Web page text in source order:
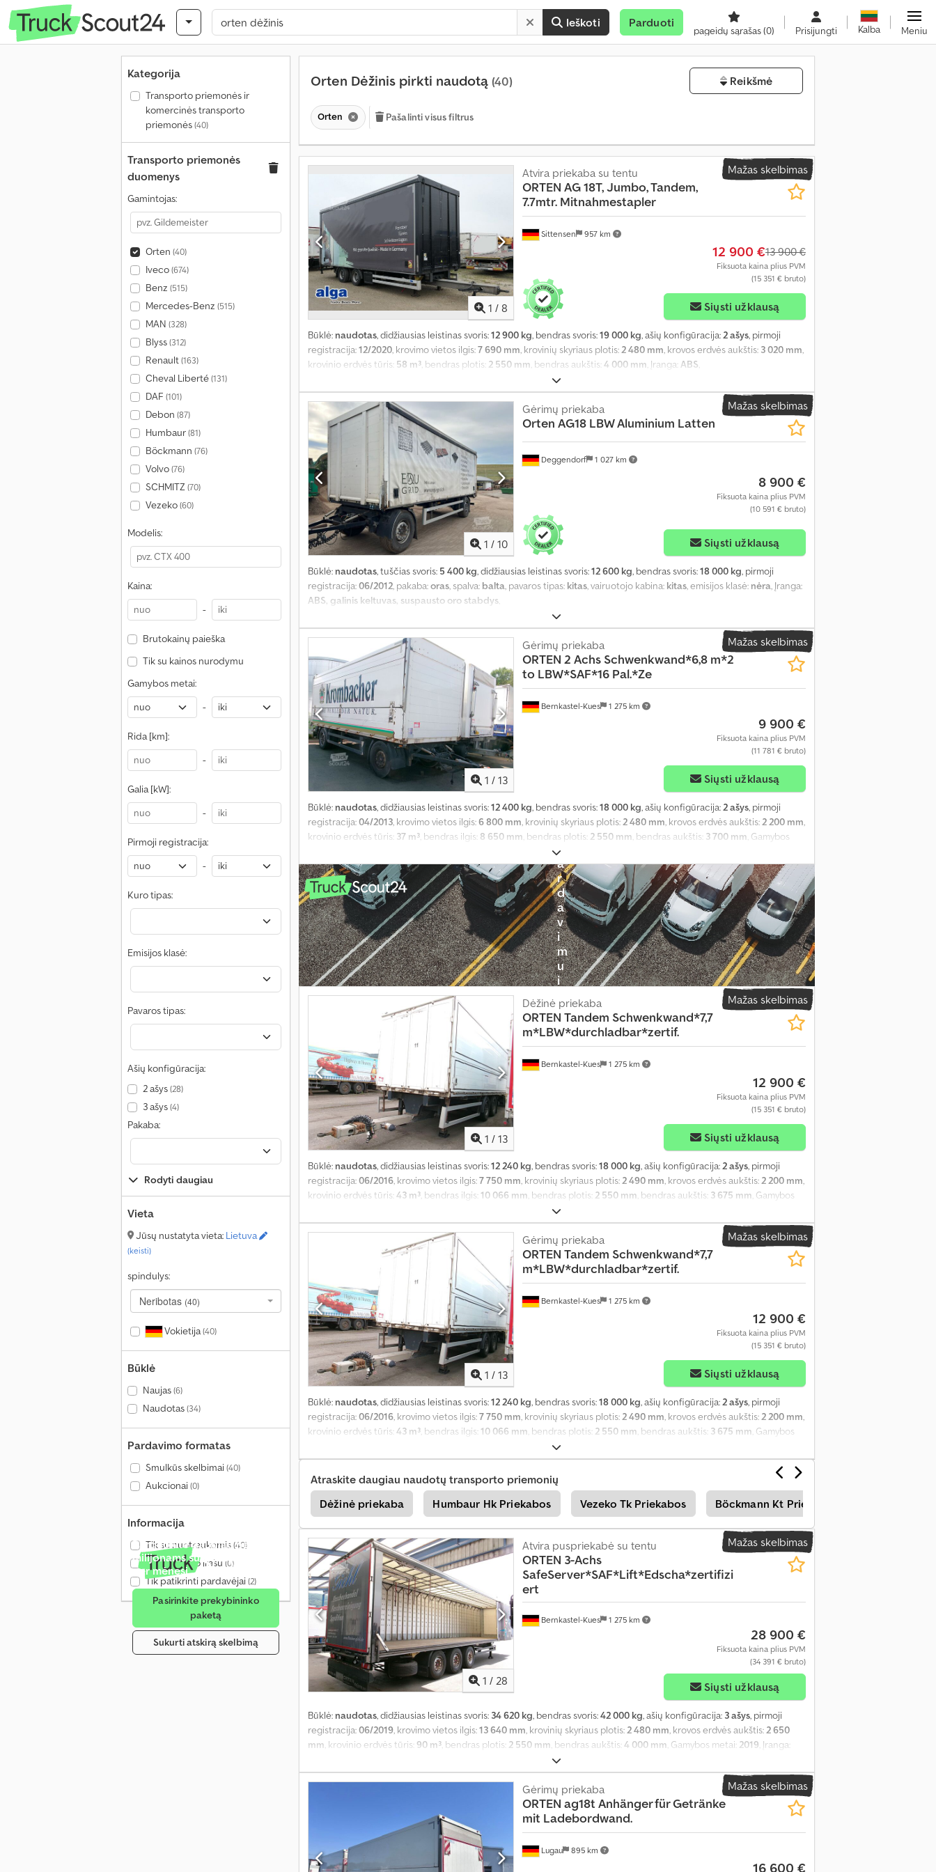
Ieškoti Parduoti
pageidų sąrašas(0) Prisijungti Kalba Meniu
Kategorija
Transporto priemonės ir
komercinės transporto
priemonės(40)
Transporto priemonės
duomenys
Gamintojas:
Orten (40)
Iveco(674)
Benz (515)
Mercedes-Benz (515)
MAN (328)
Blyss(312)
Renault(163)
Cheval Liberté(131)
DAF (101)
Debon (87)
Humbaur(81)
Böckmann (76)
Volvo(76)
SCHMITZ(70)
Vezeko(60)
Modelis:
Kaina:
-
Brutokainų paieška
Tik su kainos nurodymu
Gamybos metai:
-
Rida [km]:
-
Galia [kW]:
-
Pirmoji registracija:
-
Kuro tipas:
Emisijos klasė:
Pavaros tipas:
Ašių konfigūracija:
2 ašys(28)
3 ašys(4)
Pakaba:
Rodyti daugiau
Vieta
Jūsų nustatyta vieta: Lietuva
(keisti)
spindulys:
Neribotas (40)
Vokietija(40)
Būklė
Naujas(6)
Naudotas(34)
Pardavimo formatas
Smulkūs skelbimai(40)
Aukcionai(0)
Informacija
Tik su nuotraukomis(40)
Tik su vaizdo įrašu (0)
Tik patikrinti pardavėjai(2)
Parduokite daugiau nei 4
milijonams susidomėjusiųjų
per mėnesį
Pasirinkite prekybininko
paketą
Sukurti atskirą skelbimą
Orten Dėžinis pirkti naudotą (40) Reikšmė
Orten Pašalinti visus filtrus
Mažas skelbimas
1 / 8
Sittensen 957 km
Atvira priekaba su tentu
ORTEN AG 18T, Jumbo, Tandem,
7.7mtr. Mitnahmestapler
12 900 €13 900 €
Fiksuota kaina plius PVM
(15 351 € bruto)
Siųsti užklausą
Būklė: naudotas, didžiausias leistinas svoris:12 900 kg, bendras svoris:19 000 kg, ašių konfigūracija:2 ašys, pirmoji
registracija:12/2020, krovimo vietos ilgis:7 690 mm, krovinių skyriaus plotis:2 480 mm, krovos erdvės aukštis: 3 020 mm,
krovinio erdvės tūris: 58 m³, bendras plotis: 2 550 mm, bendras aukštis:4 000 mm, Įranga: ABS,
Mažas skelbimas
1 / 10
Deggendorf 1 027 km
Gėrimų priekaba
Orten AG18 LBW Aluminium Latten
8 900 €
Fiksuota kaina plius PVM
(10 591 € bruto)
Siųsti užklausą
Būklė: naudotas, tuščias svoris: 5 400 kg, didžiausias leistinas svoris:12 600 kg, bendras svoris:18 000 kg, pirmoji
registracija:06/2012, pakaba:oras, spalva: balta, pavaros tipas: kitas, vairuotojo kabina: kitas, emisijos klasė: nėra, Įranga:
ABS, galinis keltuvas, suspausto oro stabdys,
Mažas skelbimas
1 / 13
Bernkastel-Kues 1 275 km
Gėrimų priekaba
ORTEN 2 Achs Schwenkwand*6,8 m*2
to LBW*SAF*16 Pal.*Ze
9 900 €
Fiksuota kaina plius PVM
(11 781 € bruto)
Siųsti užklausą
Būklė: naudotas, didžiausias leistinas svoris:12 400 kg, bendras svoris:18 000 kg, ašių konfigūracija:2 ašys, pirmoji
registracija:04/2013, krovimo vietos ilgis:6 800 mm, krovinių skyriaus plotis:2 480 mm, krovos erdvės aukštis:2 200 mm,
krovinio erdvės tūris: 37 m³, bendras ilgis: 8 650 mm, bendras plotis: 2 550 mm, bendras aukštis: 3 700 mm, Gamybos
T
a
n
s
p
o
r
t
o
n
ė
p
a
r
d
a
v
i
m
u
i
S
u
k
e
i
m
ą
Mažas skelbimas
1 / 13
Bernkastel-Kues 1 275 km
Dėžinė priekaba
ORTEN Tandem Schwenkwand*7,7
m*LBW*durchladbar*zertif.
12 900 €
Fiksuota kaina plius PVM
(15 351 € bruto)
Siųsti užklausą
Būklė: naudotas, didžiausias leistinas svoris:12 240 kg, bendras svoris:18 000 kg, ašių konfigūracija: 2 ašys, pirmoji
registracija:06/2016 , krovimo vietos ilgis:7 750 mm , krovinių skyriaus plotis: 2 490 mm , krovos erdvės aukštis: 2 200 mm
krovinio erdvės tūris:43 m³ , bendras ilgis:10 066 mm , bendras plotis: 2 550 mm , bendras aukštis: 3 675 mm , Gamybos
Mažas skelbimas
1 / 13
Bernkastel-Kues 1 275 km
Gėrimų priekaba
ORTEN Tandem Schwenkwand*7,7
m*LBW*durchladbar*zertif.
12 900 €
Fiksuota kaina plius PVM
(15 351 € bruto)
Siųsti užklausą
Būklė: naudotas, didžiausias leistinas svoris:12 240 kg, bendras svoris:18 000 kg, ašių konfigūracija:2 ašys, pirmoji
registracija:06/2016, krovimo vietos ilgis:7 750 mm, krovinių skyriaus plotis:2 490 mm, krovos erdvės aukštis:2 200 mm,
krovinio erdvės tūris:43 m³, bendras ilgis:10 066 mm, bendras plotis: 2 550 mm, bendras aukštis: 3 675 mm, Gamybos
Atraskite daugiau naudotų transporto priemonių
Dėžinė priekaba
Humbaur Hk Priekabos Vezeko Tk Priekabos Böckmann Kt Priekabos
Spier Dėžinis Spier Priekabos
Mažas skelbimas
1 / 28
Bernkastel-Kues 1 275 km
Atvira puspriekabė su tentu
ORTEN 3-Achs
SafeServer*SAF*Lift*Edscha*zertifizi
ert
28 900 €
Fiksuota kaina plius PVM
(34 391 € bruto)
Siųsti užklausą
Būklė: naudotas, didžiausias leistinas svoris: 34 620 kg, bendras svoris:42 000 kg, ašių konfigūracija: 3 ašys, pirmoji
registracija:06/2019, krovimo vietos ilgis:13 640 mm, krovinių skyriaus plotis:2 480 mm, krovos erdvės aukštis:2 650
mm, krovinio erdvės tūris: 90 m³, bendras plotis: 2 550 mm, bendras aukštis:4 000 mm, Gamybos metai: 2019, Įranga:
Mažas skelbimas
Lugau 895 km
Gėrimų priekaba
ORTEN ag18t Anhänger für Getränke
mit Ladebordwand.
16 600 €